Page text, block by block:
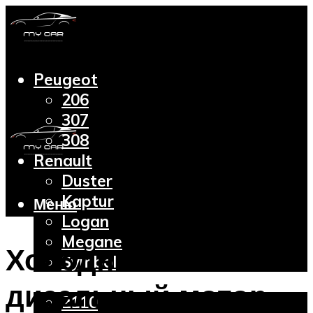
Peugeot
206
307
308
Renault
Duster
Kaptur
Logan
Megane
Symbol
2110
Меню
Холодный
дизельный мотор